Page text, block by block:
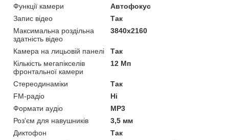
Функції камери
Автофокус
Запис відео
Так
Максимальна роздільна
здатність відео
3840x2160
Камера на лицьовій панелі
Так
Кількість мегапікселів
фронтальної камери
12 Мп
Стереодинаміки
Так
FM-радіо
Ні
Формати аудіо
MP3
Роз'єм для навушників
3,5 мм
Диктофон
Так